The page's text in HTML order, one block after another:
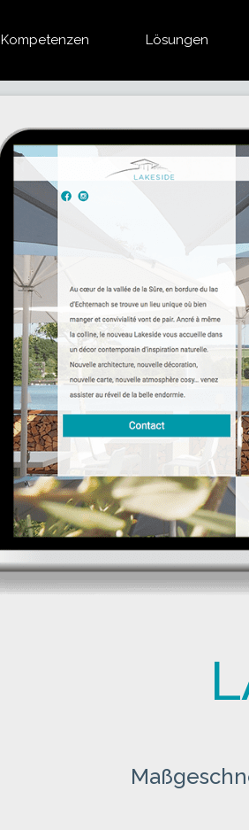
Kompetenzen Lösungen